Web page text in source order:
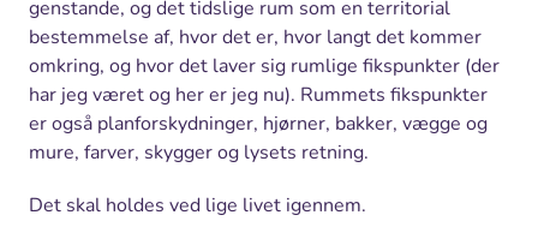
genstande, og det tidslige rum som en territorial
bestemmelse af, hvor det er, hvor langt det kommer
omkring, og hvor det laver sig rumlige fikspunkter (der
har jeg været og her er jeg nu). Rummets fikspunkter
er også planforskydninger, hjørner, bakker, vægge og
mure, farver, skygger og lysets retning.
Det skal holdes ved lige livet igennem.